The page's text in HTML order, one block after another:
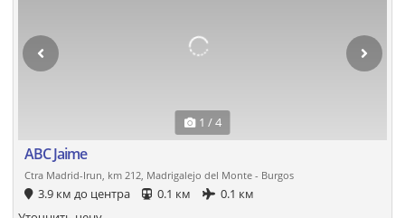
1 / 4
ABC Jaime
Ctra Madrid-Irun, km 212, Madrigalejo del Monte - Burgos
3.9 км до центра 0.1 км 0.1 км